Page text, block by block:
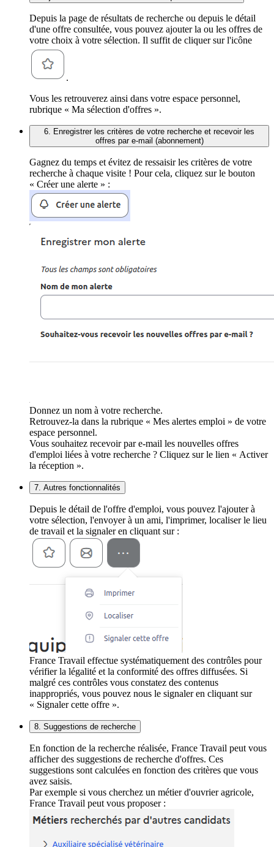
Depuis la page de résultats de recherche ou depuis le détail
d'une offre consultée, vous pouvez ajouter la ou les offres de
votre choix à votre sélection. Il suffit de cliquer sur l'icône
.
Vous les retrouverez ainsi dans votre espace personnel,
rubrique « Ma sélection d'offres ».
6. Enregistrer les critères de votre recherche et recevoir les
offres par e-mail (abonnement)
Gagnez du temps et évitez de ressaisir les critères de votre
recherche à chaque visite ! Pour cela, cliquez sur le bouton
« Créer une alerte » :
Donnez un nom à votre recherche.
Retrouvez-la dans la rubrique « Mes alertes emploi » de votre
espace personnel.
Vous souhaitez recevoir par e-mail les nouvelles offres
d'emploi liées à votre recherche ? Cliquez sur le lien « Activer
la réception ».
7. Autres fonctionnalités
Depuis le détail de l'offre d'emploi, vous pouvez l'ajouter à
votre sélection, l'envoyer à un ami, l'imprimer, localiser le lieu
de travail et la signaler en cliquant sur :
France Travail effectue systématiquement des contrôles pour
vérifier la légalité et la conformité des offres diffusées. Si
malgré ces contrôles vous constatez des contenus
inappropriés, vous pouvez nous le signaler en cliquant sur
« Signaler cette offre ».
8. Suggestions de recherche
En fonction de la recherche réalisée, France Travail peut vous
afficher des suggestions de recherche d'offres. Ces
suggestions sont calculées en fonction des critères que vous
avez saisis.
Par exemple si vous cherchez un métier d'ouvrier agricole,
France Travail peut vous proposer :